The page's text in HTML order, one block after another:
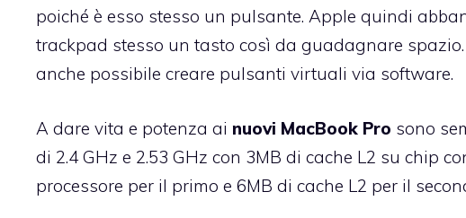
poiché è esso stesso un pulsante. Apple quindi
trackpad stesso un tasto così da guadagnare
anche possibile creare pulsanti virtuali via software.
A dare vita e potenza ai nuovi MacBook Pro sono
di 2.4 GHz e 2.53 GHz con 3MB di cache L2 su chip
processore per il primo e 6MB di cache L2 per il